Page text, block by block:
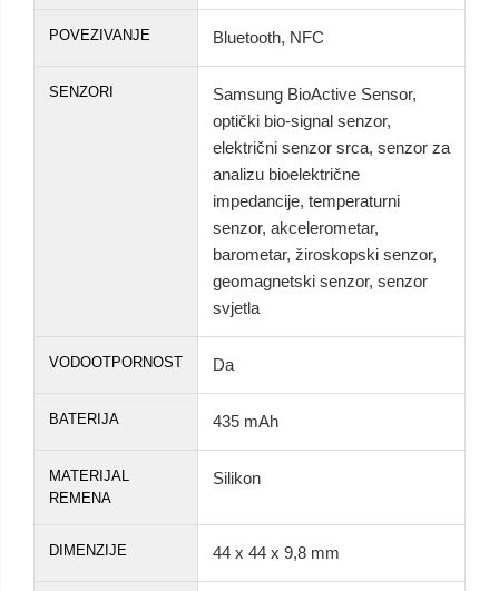
POVEZIVANJE Bluetooth, NFC
SENZORI
Samsung BioActive Sensor,
optički bio-signal senzor,
električni senzor srca, senzor za
analizu bioelektrične
impedancije, temperaturni
senzor, akcelerometar,
barometar, žiroskopski senzor,
geomagnetski senzor, senzor
svjetla
VODOOTPORNOST Da
BATERIJA 435 mAh
MATERIJAL
REMENA
Silikon
DIMENZIJE 44 x 44 x 9,8 mm